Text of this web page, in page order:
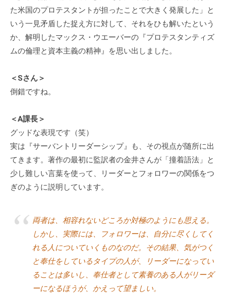
た米国のプロテスタントが担ったことで大きく発展した」と
いう一見矛盾した捉え方に対して、それをひも解いたという
か、解明したマックス・ウエーバーの『プロテスタンティズ
ムの倫理と資本主義の精神』を思い出しました。
＜Sさん＞
倒錯ですね。
＜A課長＞
グッドな表現です（笑）
実は『サーバントリーダーシップ』も、その視点が随所に出
てきます。著作の最初に監訳者の金井さんが「撞着語法」と
少し難しい言葉を使って、リーダーとフォロワーの関係をつ
ぎのように説明しています。
両者は、相容れないどころか対極のようにも思える。
しかし、実際には、フォロワーは、自分に尽くしてく
れる人についていくものなのだ。その結果、気がつく
と奉仕をしているタイプの人が、リーダーになってい
ることは多いし、奉仕者として素養のある人がリーダ
ーになるほうが、かえって望ましい。